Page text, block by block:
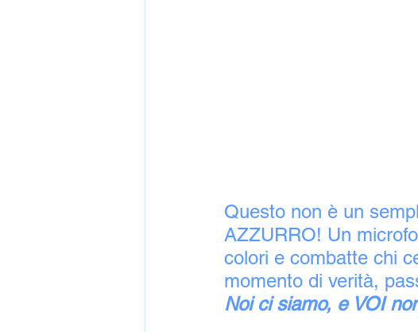
Questo non è un
AZZURRO! Un
colori e combatte chi
momento di verità,
Noi ci siamo, e VOI